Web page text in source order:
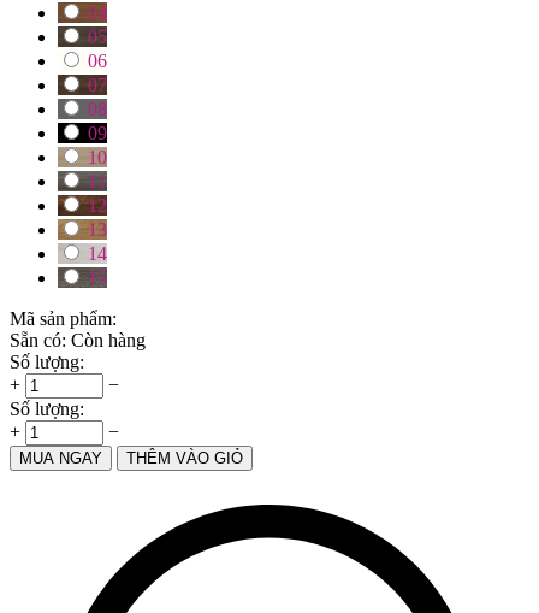
04
05
06
07
08
09
10
11
12
13
14
15
Mã sản phẩm:
Sẵn có: Còn hàng
Số lượng:
+
−
Số lượng:
+
−
MUA NGAY THÊM VÀO GIỎ